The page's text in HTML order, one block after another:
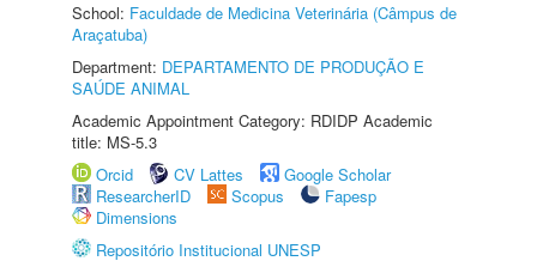
School: Faculdade de Medicina Veterinária (Câmpus de
Araçatuba)
Department: DEPARTAMENTO DE PRODUÇÃO E
SAÚDE ANIMAL
Academic Appointment Category: RDIDP Academic
title: MS-5.3
Orcid
CV Lattes
Google Scholar
ResearcherID
Scopus
Fapesp
Dimensions
Repositório Institucional UNESP